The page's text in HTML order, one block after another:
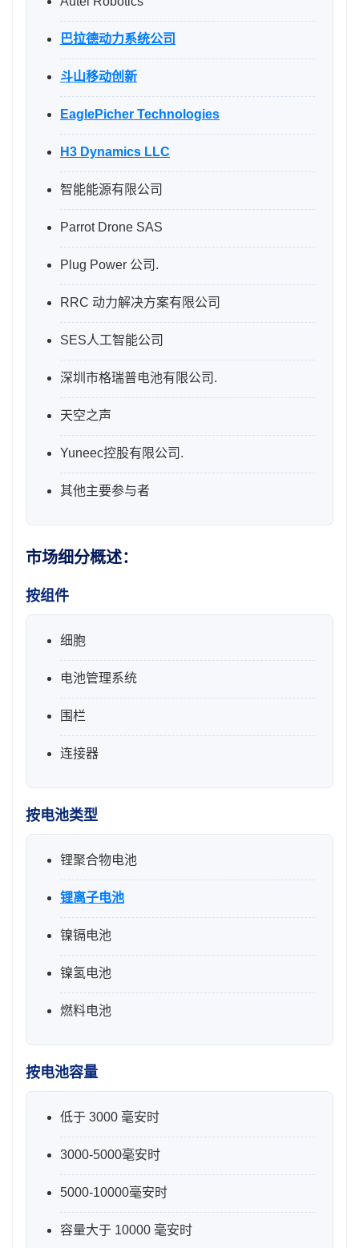
巴拉德动力系统公司
斗山移动创新
EaglePicher Technologies
H3 Dynamics LLC
智能能源有限公司
Parrot Drone SAS
Plug Power 公司.
RRC 动力解决方案有限公司
SES人工智能公司
深圳市格瑞普电池有限公司.
天空之声
Yuneec控股有限公司.
其他主要参与者
市场细分概述：
按组件
细胞
电池管理系统
围栏
连接器
按电池类型
锂聚合物电池
锂离子电池
镍镉电池
镍氢电池
燃料电池
按电池容量
低于 3000 毫安时
3000-5000毫安时
5000-10000毫安时
容量大于 10000 毫安时